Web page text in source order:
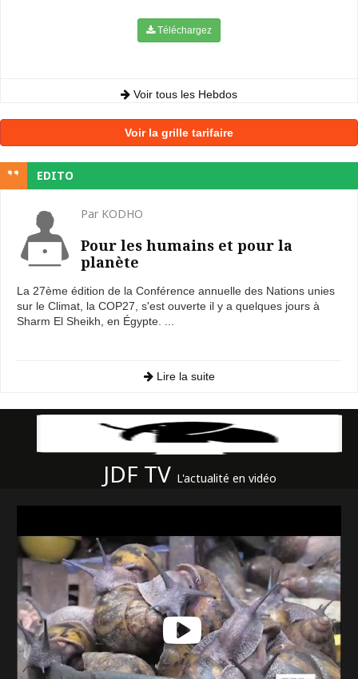
Téléchargez
Voir tous les Hebdos
Voir la grille tarifaire
EDITO
Par KODHO
Pour les humains et pour la
planète
La 27ème édition de la Conférence annuelle des Nations unies
sur le Climat, la COP27, s'est ouverte il y a quelques jours à
Sharm El Sheikh, en Égypte. ...
Lire la suite
JDF TV L'actualité en vidéo